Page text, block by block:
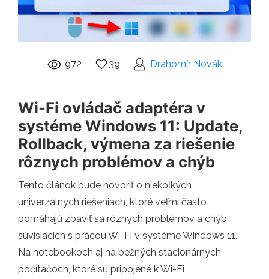
972 39 Drahomír Novák
Wi-Fi ovládač adaptéra v
systéme Windows 11: Update,
Rollback, výmena za riešenie
rôznych problémov a chýb
Tento článok bude hovoriť o niekoľkých
univerzálnych riešeniach, ktoré veľmi často
pomáhajú zbaviť sa rôznych problémov a chýb
súvisiacich s prácou Wi-Fi v systéme Windows 11.
Na notebookoch aj na bežných stacionárnych
počítačoch, ktoré sú pripojené k Wi-Fi